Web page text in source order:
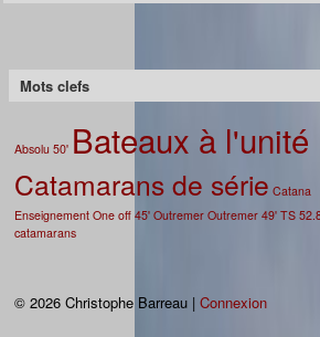
Mots clefs
Absolu 50' Bateaux à l'unité
Catamarans de série Catana
Enseignement One off 45' Outremer Outremer 49' TS
catamarans
© 2026 Christophe Barreau | Connexion